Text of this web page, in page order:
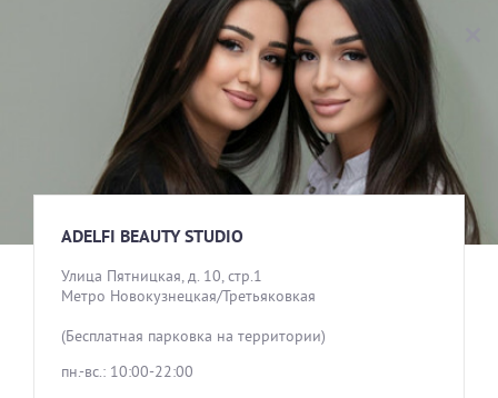
ADELFI BEAUTY STUDIO
Улица Пятницкая, д. 10, стр.1
Метро Новокузнецкая/Третьяковкая
(Бесплатная парковка на территории)
пн.-вс.: 10:00-22:00
ADELFI BEAUTY STUDIO
ВЫБОР УСЛУГИ
жен муж
КОМПЛЕКСНЫЕ ПРЕДЛОЖЕНИЯ
ОТДЕЛЬНЫЕ ЗОНЫ ДЛЯ ЖЕНЩИН